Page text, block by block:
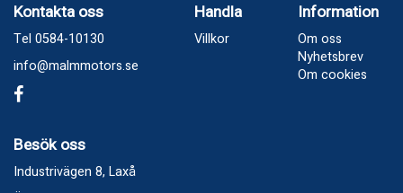
Kontakta oss
Tel 0584-10130
info@malmmotors.se
Handla
Villkor
Information
Om oss
Nyhetsbrev
Om cookies
Besök oss
Industrivägen 8, Laxå